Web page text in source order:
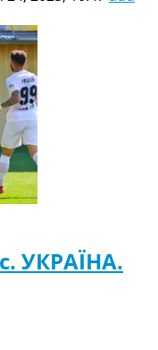
УКРАЇНА.